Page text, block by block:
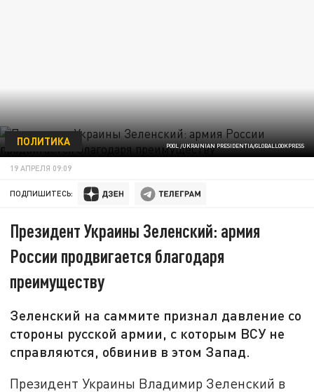
POOL /UKRAINIAN PRESIDENTIA/GLOBALLOOKPRESS
ПОЛИТИКА
19 АПРЕЛЯ 09:09
ПОДПИШИТЕСЬ:
Президент Украины Зеленский: армия
России продвигается благодаря
преимуществу
Зеленский на саммите признал давление со
стороны русской армии, с которым ВСУ не
справляются, обвинив в этом Запад.
Президент Украины Владимир Зеленский в